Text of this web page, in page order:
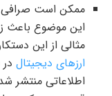
ممکن است صرافی
این موضوع باعث
مثالی از این
ارزهای دیجیتال